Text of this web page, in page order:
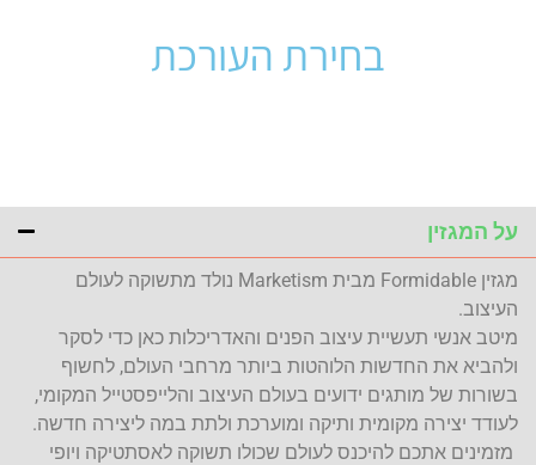
בחירת העורכת
על המגזין
מגזין Formidable מבית Marketism נולד מתשוקה לעולם
העיצוב.
מיטב אנשי תעשיית עיצוב הפנים והאדריכלות כאן כדי לסקר
ולהביא את החדשות הלוהטות ביותר מרחבי העולם, לחשוף
בשורות של מותגים ידועים בעולם העיצוב והלייפסטייל המקומי,
לעודד יצירה מקומית ותיקה ומוערכת ולתת במה ליצירה חדשה.
מזמינים אתכם להיכנס לעולם שכולו תשוקה לאסתטיקה ויופי